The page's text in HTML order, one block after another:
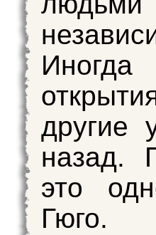
другие
назад.
это
Гюго.